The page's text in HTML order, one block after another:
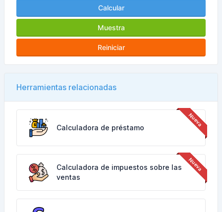
Calcular
Muestra
Reiniciar
Herramientas relacionadas
Calculadora de préstamo
Calculadora de impuestos sobre las
ventas